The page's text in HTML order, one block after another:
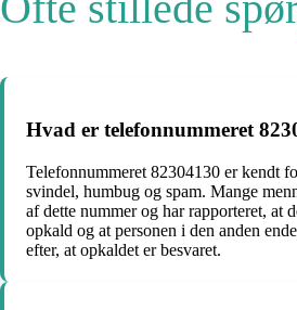
Hvad er telefonnummeret
Telefonnummeret 82304130 er kendt
svindel, humbug og spam. Mange
af dette nummer og har rapporteret, at
opkald og at personen i den anden
efter, at opkaldet er besvaret.